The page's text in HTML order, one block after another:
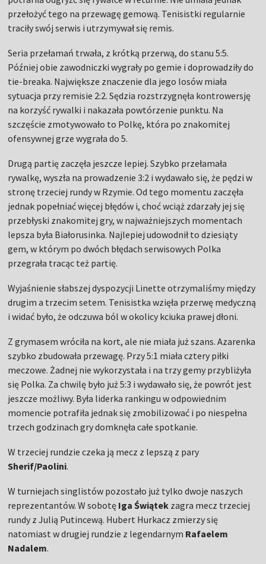
przełożyć tego na przewagę gemową. Tenisistki regularnie
traciły swój serwis i utrzymywał się remis.
Seria przełamań trwała, z krótką przerwą, do stanu 5:5.
Później obie zawodniczki wygrały po gemie i doprowadziły do
tie-breaka. Największe znaczenie dla jego losów miała
sytuacja przy remisie 2:2. Sędzia rozstrzygnęła kontrowersję
na korzyść rywalki i nakazała powtórzenie punktu. Na
szczęście zmotywowało to Polkę, która po znakomitej
ofensywnej grze wygrała do 5.
Drugą partię zaczęła jeszcze lepiej. Szybko przełamała
rywalkę, wyszła na prowadzenie 3:2 i wydawało się, że pędzi w
stronę trzeciej rundy w Rzymie. Od tego momentu zaczęła
jednak popełniać więcej błędów i, choć wciąż zdarzały jej się
przebłyski znakomitej gry, w najważniejszych momentach
lepsza była Białorusinka. Najlepiej udowodnił to dziesiąty
gem, w którym po dwóch błędach serwisowych Polka
przegrała tracąc też partię.
Wyjaśnienie słabszej dyspozycji Linette otrzymaliśmy między
drugim a trzecim setem. Tenisistka wzięła przerwę medyczną
i widać było, że odczuwa ból w okolicy kciuka prawej dłoni.
Z grymasem wróciła na kort, ale nie miała już szans. Azarenka
szybko zbudowała przewagę. Przy 5:1 miała cztery piłki
meczowe. Żadnej nie wykorzystała i na trzy gemy przybliżyła
się Polka. Za chwilę było już 5:3 i wydawało się, że powrót jest
jeszcze możliwy. Była liderka rankingu w odpowiednim
momencie potrafiła jednak się zmobilizować i po niespełna
trzech godzinach gry domknęła całe spotkanie.
W trzeciej rundzie czeka ją mecz z lepszą z pary
Sherif/Paolini.
W turniejach singlistów pozostało już tylko dwoje naszych
reprezentantów. W sobotę Iga Świątek zagra mecz trzeciej
rundy z Julią Putincewą. Hubert Hurkacz zmierzy się
natomiast w drugiej rundzie z legendarnym Rafaelem
Nadalem.